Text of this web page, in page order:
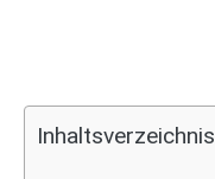
Inhaltsverzeichnis